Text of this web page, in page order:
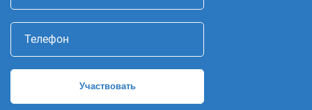
Телефон
Участвовать